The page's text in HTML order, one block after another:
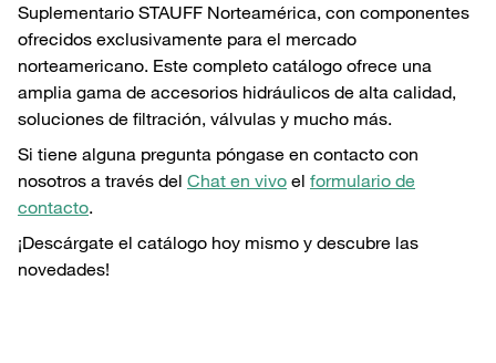
Suplementario STAUFF Norteamérica, con componentes
ofrecidos exclusivamente para el mercado
norteamericano. Este completo catálogo ofrece una
amplia gama de accesorios hidráulicos de alta calidad,
soluciones de filtración, válvulas y mucho más.
Si tiene alguna pregunta póngase en contacto con
nosotros a través del Chat en vivo el formulario de
contacto.
¡Descárgate el catálogo hoy mismo y descubre las
novedades!